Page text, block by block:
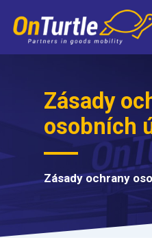
main
content
Zásady
osobních
Zásady ochrany